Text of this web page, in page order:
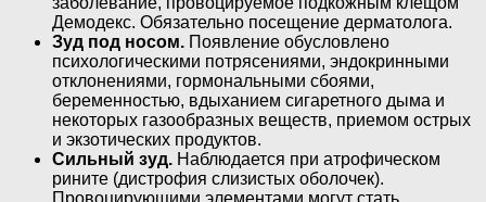
Демодекс. Обязательно посещение дерматолога.
Зуд под носом. Появление обусловлено
психологическими потрясениями, эндокринными
отклонениями, гормональными сбоями,
беременностью, вдыханием сигаретного дыма и
некоторых газообразных веществ, приемом острых
и экзотических продуктов.
Сильный зуд. Наблюдается при атрофическом
рините (дистрофия слизистых оболочек).
Провоцирующими элементами могут стать